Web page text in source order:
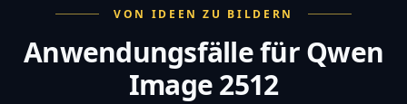
VON IDEEN ZU BILDERN
Anwendungsfälle für Qwen
Image 2512